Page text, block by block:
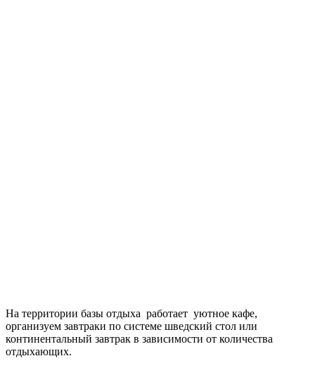
На территории базы отдыха работает уютное кафе,
организуем завтраки по системе шведский стол или
континентальный завтрак в зависимости от количества
отдыхающих.